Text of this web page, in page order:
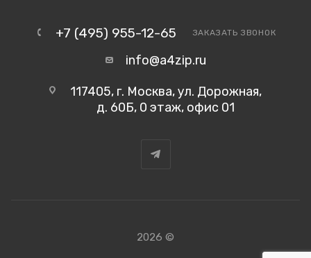
+7 (495) 955-12-65 ЗАКАЗАТЬ ЗВОНОК
info@a4zip.ru
117405, г. Москва, ул. Дорожная,
д. 60Б, 0 этаж, офис 01
2026 ©